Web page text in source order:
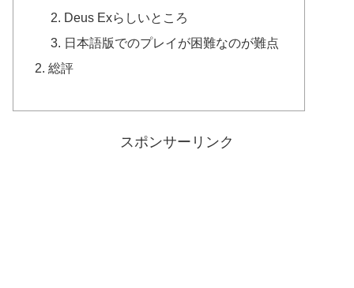
Deus Exらしいところ
日本語版でのプレイが困難なのが難点
総評
スポンサーリンク